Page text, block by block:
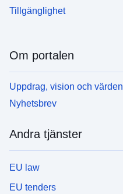
Tillgänglighet
Om portalen
Uppdrag, vision och värden
Nyhetsbrev
Andra tjänster
EU law
EU tenders